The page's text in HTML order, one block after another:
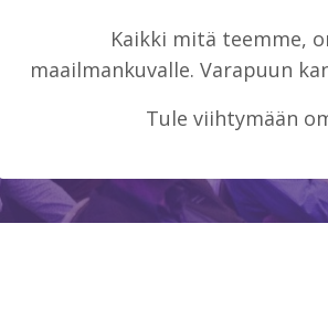
Kaikki mitä teemme,
maailmankuvalle. Varapuun
Tule viihtymään